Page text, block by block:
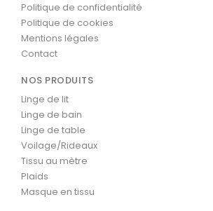
Politique de confidentialité
Politique de cookies
Mentions légales
Contact
NOS PRODUITS
Linge de lit
Linge de bain
Linge de table
Voilage/Rideaux
Tissu au mètre
Plaids
Masque en tissu